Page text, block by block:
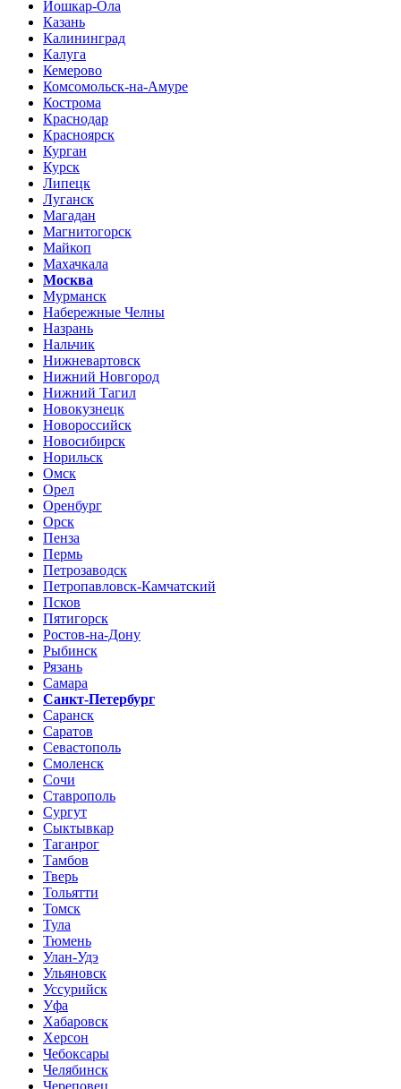
Йошкар-Ола
Казань
Калининград
Калуга
Кемерово
Комсомольск-на-Амуре
Кострома
Краснодар
Красноярск
Курган
Курск
Липецк
Луганск
Магадан
Магнитогорск
Майкоп
Махачкала
Москва
Мурманск
Набережные Челны
Назрань
Нальчик
Нижневартовск
Нижний Новгород
Нижний Тагил
Новокузнецк
Новороссийск
Новосибирск
Норильск
Омск
Орел
Оренбург
Орск
Пенза
Пермь
Петрозаводск
Петропавловск-Камчатский
Псков
Пятигорск
Ростов-на-Дону
Рыбинск
Рязань
Самара
Санкт-Петербург
Саранск
Саратов
Севастополь
Смоленск
Сочи
Ставрополь
Сургут
Сыктывкар
Таганрог
Тамбов
Тверь
Тольятти
Томск
Тула
Тюмень
Улан-Удэ
Ульяновск
Уссурийск
Уфа
Хабаровск
Херсон
Чебоксары
Челябинск
Череповец